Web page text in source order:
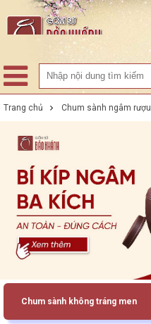
Trang chủ Chum sành ngâm rượu
Chum sành không tráng men